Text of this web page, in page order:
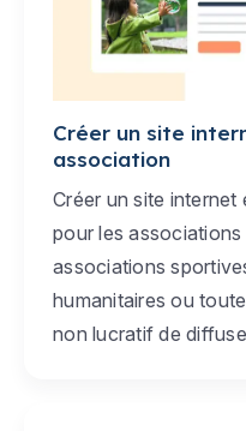
Créer un site
association
Créer un site
pour les associations
associations
humanitaires ou
non lucratif de